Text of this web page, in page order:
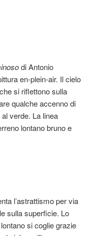
di Antonio
en-plein-air. Il cielo
si riflettono sulla
qualche accenno di
verde. La linea
lontano bruno e
l’astrattismo per via
sulla superficie. Lo
si coglie grazie